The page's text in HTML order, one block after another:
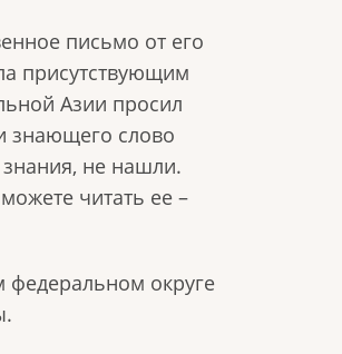
письмо от его
присутствующим
Азии просил
знающего слово
не нашли.
читать ее –
федеральном округе